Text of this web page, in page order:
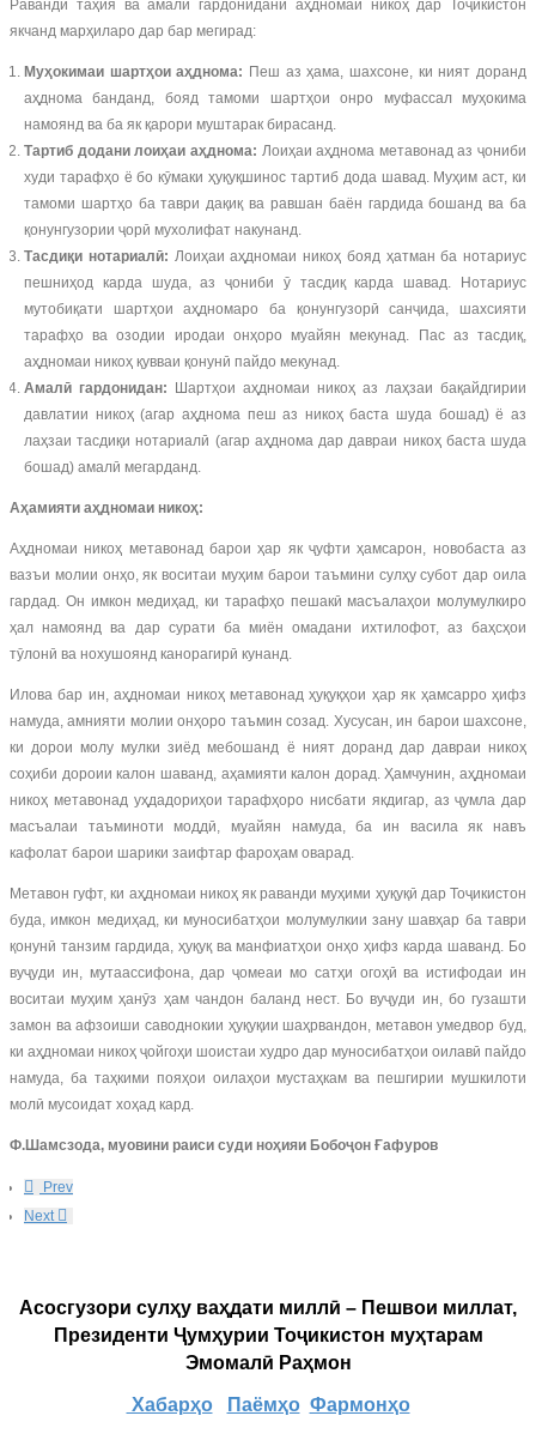
Раванди таҳия ва амалӣ гардонидани аҳдномаи никоҳ дар Тоҷикистон
якчанд марҳиларо дар бар мегирад:
Муҳокимаи шартҳои аҳднома: Пеш аз ҳама, шахсоне, ки ният доранд
аҳднома банданд, бояд тамоми шартҳои онро муфассал муҳокима
намоянд ва ба як қарори муштарак бирасанд.
Тартиб додани лоиҳаи аҳднома: Лоиҳаи аҳднома метавонад аз ҷониби
худи тарафҳо ё бо кӯмаки ҳуқуқшинос тартиб дода шавад. Муҳим аст, ки
тамоми шартҳо ба таври дақиқ ва равшан баён гардида бошанд ва ба
қонунгузории ҷорӣ мухолифат накунанд.
Тасдиқи нотариалӣ: Лоиҳаи аҳдномаи никоҳ бояд ҳатман ба нотариус
пешниҳод карда шуда, аз ҷониби ӯ тасдиқ карда шавад. Нотариус
мутобиқати шартҳои аҳдномаро ба қонунгузорӣ санҷида, шахсияти
тарафҳо ва озодии иродаи онҳоро муайян мекунад. Пас аз тасдиқ,
аҳдномаи никоҳ қувваи қонунӣ пайдо мекунад.
Амалӣ гардонидан: Шартҳои аҳдномаи никоҳ аз лаҳзаи бақайдгирии
давлатии никоҳ (агар аҳднома пеш аз никоҳ баста шуда бошад) ё аз
лаҳзаи тасдиқи нотариалӣ (агар аҳднома дар давраи никоҳ баста шуда
бошад) амалӣ мегарданд.
Аҳамияти аҳдномаи никоҳ:
Аҳдномаи никоҳ метавонад барои ҳар як ҷуфти ҳамсарон, новобаста аз
вазъи молии онҳо, як воситаи муҳим барои таъмини сулҳу субот дар оила
гардад. Он имкон медиҳад, ки тарафҳо пешакӣ масъалаҳои молумулкиро
ҳал намоянд ва дар сурати ба миён омадани ихтилофот, аз баҳсҳои
тӯлонӣ ва нохушоянд канорагирӣ кунанд.
Илова бар ин, аҳдномаи никоҳ метавонад ҳуқуқҳои ҳар як ҳамсарро ҳифз
намуда, амнияти молии онҳоро таъмин созад. Хусусан, ин барои шахсоне,
ки дорои молу мулки зиёд мебошанд ё ният доранд дар давраи никоҳ
соҳиби дороии калон шаванд, аҳамияти калон дорад. Ҳамчунин, аҳдномаи
никоҳ метавонад уҳдадориҳои тарафҳоро нисбати якдигар, аз ҷумла дар
масъалаи таъминоти моддӣ, муайян намуда, ба ин васила як навъ
кафолат барои шарики заифтар фароҳам оварад.
Метавон гуфт, ки аҳдномаи никоҳ як раванди муҳими ҳуқуқӣ дар Тоҷикистон
буда, имкон медиҳад, ки муносибатҳои молумулкии зану шавҳар ба таври
қонунӣ танзим гардида, ҳуқуқ ва манфиатҳои онҳо ҳифз карда шаванд. Бо
вуҷуди ин, мутаассифона, дар ҷомеаи мо сатҳи огоҳӣ ва истифодаи ин
воситаи муҳим ҳанӯз ҳам чандон баланд нест. Бо вуҷуди ин, бо гузашти
замон ва афзоиши саводнокии ҳуқуқии шаҳрвандон, метавон умедвор буд,
ки аҳдномаи никоҳ ҷойгоҳи шоистаи худро дар муносибатҳои оилавӣ пайдо
намуда, ба таҳкими пояҳои оилаҳои мустаҳкам ва пешгирии мушкилоти
молӣ мусоидат хоҳад кард.
Ф.Шамсзода, муовини раиси суди ноҳияи Бобоҷон Ғафуров
Prev
Next
Асосгузори сулҳу ваҳдати миллӣ – Пешвои миллат,
Президенти Ҷумҳурии Тоҷикистон муҳтарам
Эмомалӣ Раҳмон
Хабарҳо Паёмҳо Фармонҳо